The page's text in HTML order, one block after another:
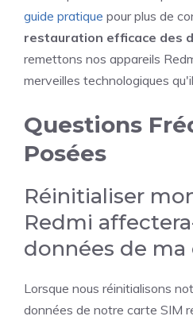
guide pratique pour plus de
restauration efficace des
remettons nos appareils
merveilles technologiques
Questions
Posées
Réinitialiser
Redmi
données de ma
Lorsque nous réinitialisons
données de notre carte SIM